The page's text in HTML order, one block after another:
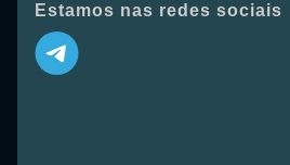
Estamos nas redes sociais